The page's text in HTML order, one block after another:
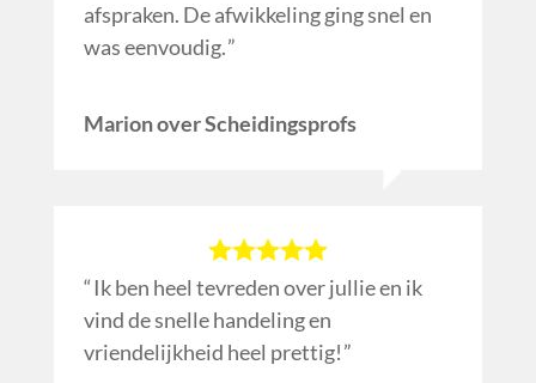
afspraken. De afwikkeling ging snel en
was eenvoudig.
Marion over Scheidingsprofs
Ik ben heel tevreden over jullie en ik
vind de snelle handeling en
vriendelijkheid heel prettig!